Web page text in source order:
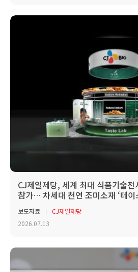
CJ제일제당, 세계 최대 식품기술전
참가… 차세대 천연 조미소재 ‘테
보도자료
CJ제일제당
2026.07.13